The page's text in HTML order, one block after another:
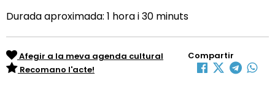
Durada aproximada: 1 hora i 30 minuts
Afegir a la meva agenda cultural
Recomano l'acte!
Compartir